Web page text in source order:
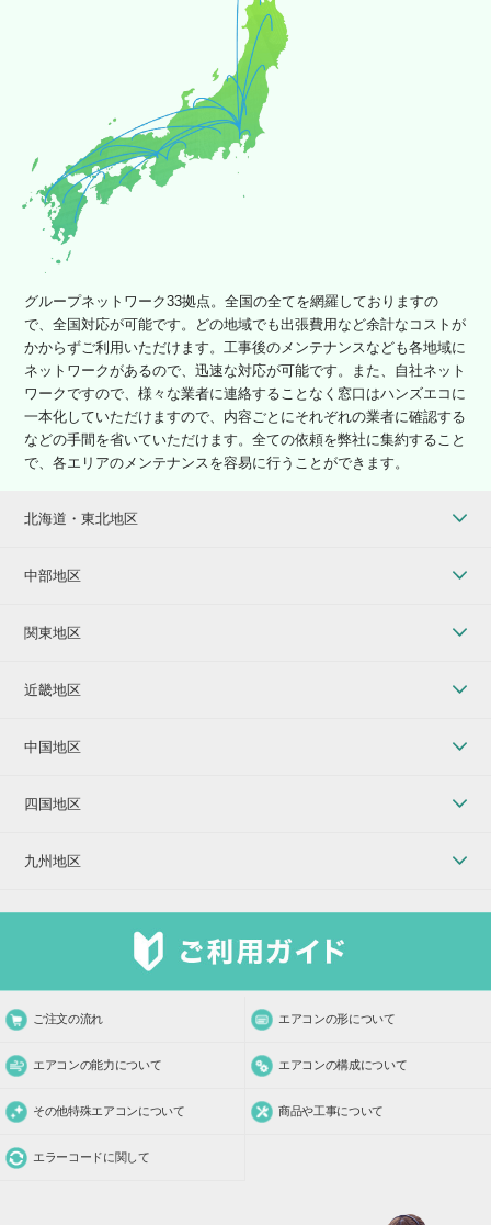
グループネットワーク33拠点。全国の全てを網羅しておりますの
で、全国対応が可能です。どの地域でも出張費用など余計なコストが
かからずご利用いただけます。工事後のメンテナンスなども各地域に
ネットワークがあるので、迅速な対応が可能です。また、自社ネット
ワークですので、様々な業者に連絡することなく窓口はハンズエコに
一本化していただけますので、内容ごとにそれぞれの業者に確認する
などの手間を省いていただけます。全ての依頼を弊社に集約すること
で、各エリアのメンテナンスを容易に行うことができます。
北海道・東北地区
中部地区
関東地区
近畿地区
中国地区
四国地区
九州地区
ご注文の流れ エアコンの形について
エアコンの能力について エアコンの構成について
その他特殊エアコンについて 商品や工事について
エラーコードに関して